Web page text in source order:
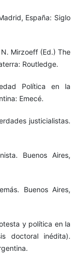
España: Siglo
Mirzoeff (Ed.) The
Routledge.
Política en la
Emecé.
justicialistas.
Buenos Aires,
Buenos Aires,
y política en la
doctoral inédita).